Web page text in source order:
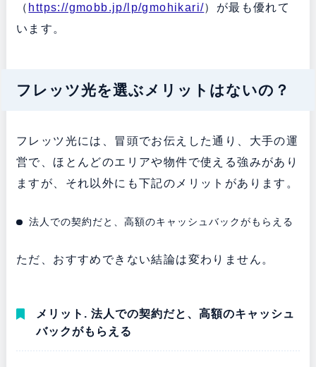
（ https://gmobb.jp/lp/gmohikari/）が最も優れて
います。
フレッツ光を選ぶメリットはないの？
フレッツ光には、冒頭でお伝えした通り、大手の運
営で、ほとんどのエリアや物件で使える強みがあり
ますが、それ以外にも下記のメリットがあります。
法人での契約だと、高額のキャッシュバックがもらえる
ただ、おすすめできない結論は変わりません。
メリット. 法人での契約だと、高額のキャッシュ
バックがもらえる